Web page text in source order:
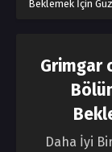
Beklemek İçin
Grimgar
Daha İyi